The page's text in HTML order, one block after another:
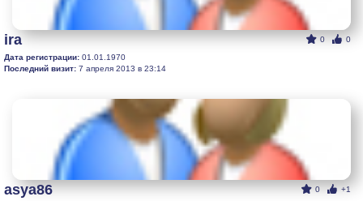
0 0
ira
Дата регистрации: 01.01.1970
Последний визит: 7 апреля 2013 в 23:14
0 +1
asya86